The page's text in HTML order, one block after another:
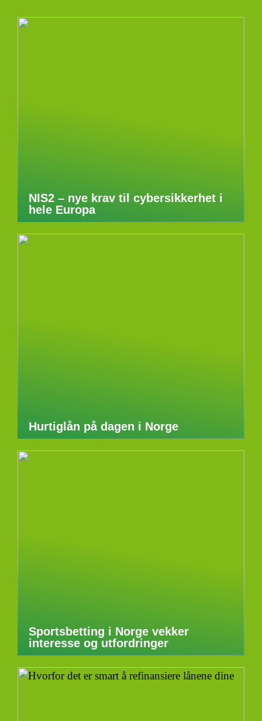
NIS2 – nye krav til cybersikkerhet i
hele Europa
Hurtiglån på dagen i Norge
Sportsbetting i Norge vekker
interesse og utfordringer